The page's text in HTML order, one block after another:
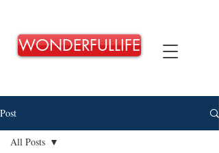
WONDERFULLIFE
Post
All Posts